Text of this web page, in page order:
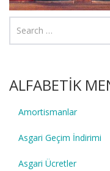
ALFABETİK
Amortismanlar
Asgari Geçim İndirimi
Asgari Ücretler